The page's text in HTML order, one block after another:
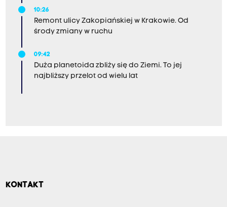
10:26
Remont ulicy Zakopiańskiej w Krakowie. Od
środy zmiany w ruchu
09:42
Duża planetoida zbliży się do Ziemi. To jej
najbliższy przelot od wielu lat
KONTAKT